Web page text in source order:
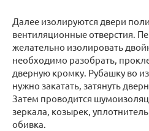
Далее изолируются двери
вентиляционные отверстия.
желательно изолировать
необходимо разобрать,
дверную кромку. Рубашку во
нужно закатать, затянуть
Затем проводится
зеркала, козырек,
обивка.